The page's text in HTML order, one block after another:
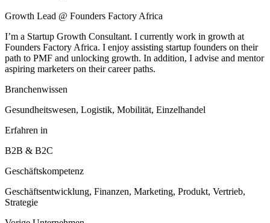
Growth Lead @ Founders Factory Africa
I’m a Startup Growth Consultant. I currently work in growth at
Founders Factory Africa. I enjoy assisting startup founders on their
path to PMF and unlocking growth. In addition, I advise and mentor
aspiring marketers on their career paths.
Branchenwissen
Gesundheitswesen, Logistik, Mobilität, Einzelhandel
Erfahren in
B2B & B2C
Geschäftskompetenz
Geschäftsentwicklung, Finanzen, Marketing, Produkt, Vertrieb,
Strategie